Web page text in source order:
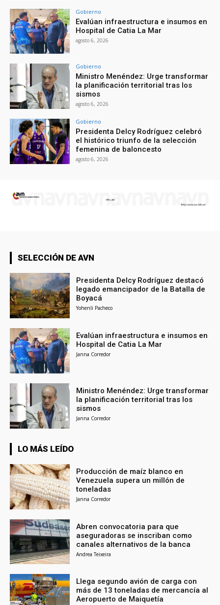
Gobierno
Evalúan infraestructura e insumos en
Hospital de Catia La Mar
agosto 6, 2026
Gobierno
Ministro Menéndez: Urge transformar
la planificación territorial tras los
sismos
agosto 6, 2026
Gobierno
Presidenta Delcy Rodríguez celebró
el histórico triunfo de la selección
femenina de baloncesto
agosto 6, 2026
SELECCIÓN DE AVN
Presidenta Delcy Rodríguez destacó
legado emancipador de la Batalla de
Boyacá
Yohenli Pacheco
Evalúan infraestructura e insumos en
Hospital de Catia La Mar
Janna Corredor
Ministro Menéndez: Urge transformar
la planificación territorial tras los
sismos
Janna Corredor
LO MÁS LEÍDO
Producción de maíz blanco en
Venezuela supera un millón de
toneladas
Janna Corredor
Abren convocatoria para que
aseguradoras se inscriban como
canales alternativos de la banca
Andrea Teixeira
Llega segundo avión de carga con
más de 13 toneladas de mercancía al
Aeropuerto de Maiquetía